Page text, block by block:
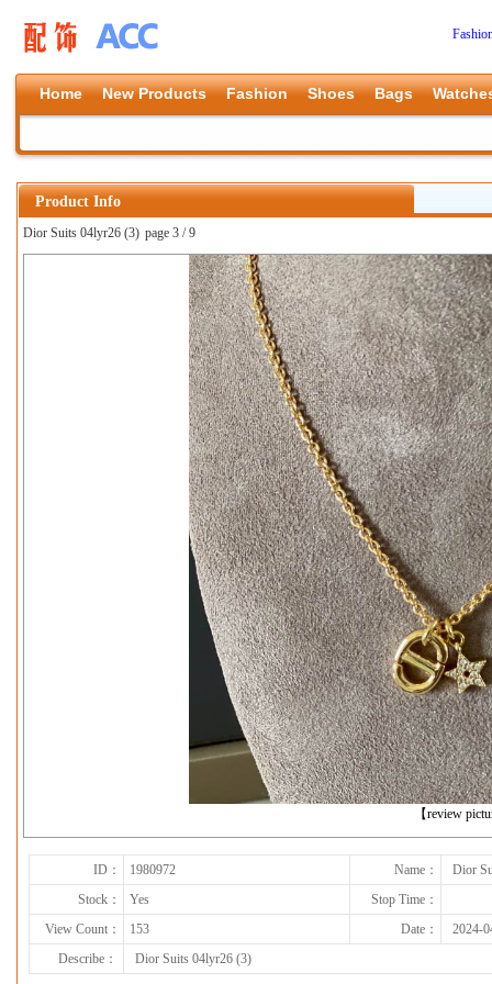
Home New Products Fashion Shoes Bags
Product Info
Dior Suits 04lyr26 (3) page 3 / 9
【review
上一张
下一张
ID： 1980972 Name：
Dior
Stock：
Yes
Stop Time：
View Count：
153 Date：
2024-
Describe：
Dior Suits 04lyr26 (3)